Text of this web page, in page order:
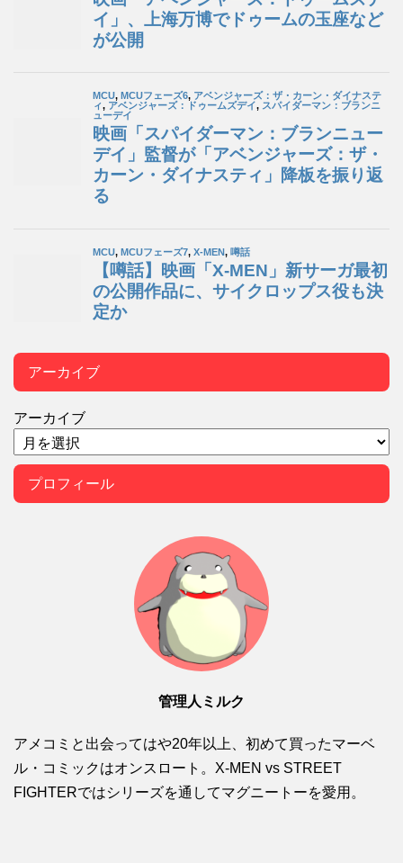
アーカイブ
アーカイブ
プロフィール
管理人ミルク
アメコミと出会ってはや20年以上、初めて買ったマーベ
ル・コミックはオンスロート。X-MEN vs STREET
FIGHTERではシリーズを通してマグニートーを愛用。